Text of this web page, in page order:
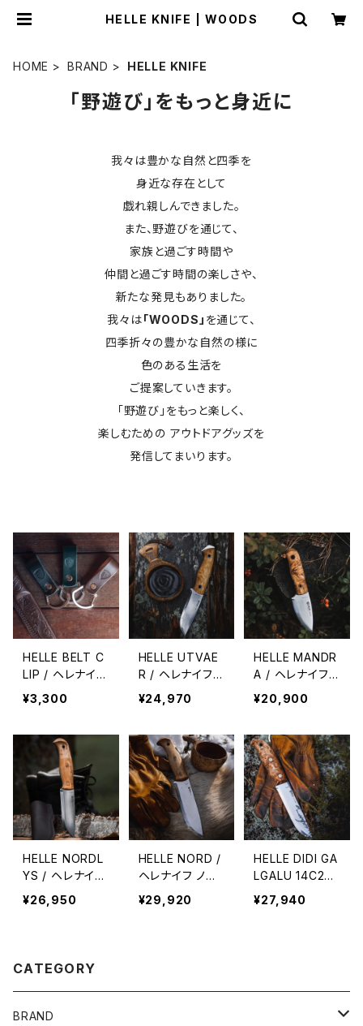
HELLE KNIFE | WOODS
HOME BRAND HELLE KNIFE
「野遊び」をもっと身近に
我々は豊かな自然と四季を
身近な存在として
戯れ親しんできました。
また、野遊びを通じて、
家族と過ごす時間や
仲間と過ごす時間の楽しさや、
新たな発見もありました。
我々は「WOODS」 を通じて、
四季折々の豊かな自然の様に
色のある生活を
ご提案していきます。
「野遊び」をもっと楽しく、
楽しむための アウトドアグッズを
発信してまいります。
HELLE BELT C
LIP / ヘレナイフ
ベルトクリップ
¥3,300
HELLE UTVAE
R / ヘレナイフ
ユートゥベーラ
¥24,970
HELLE MANDR
A / ヘレナイフ
マンドラ
¥20,900
HELLE NORDL
YS / ヘレナイフ
ノルドリス
¥26,950
HELLE NORD /
ヘレナイフ ノル
ド
¥29,920
HELLE DIDI GA
LGALU 14C28
N / ヘレナイフ
ディディガルガル
¥27,940
CATEGORY
BRAND